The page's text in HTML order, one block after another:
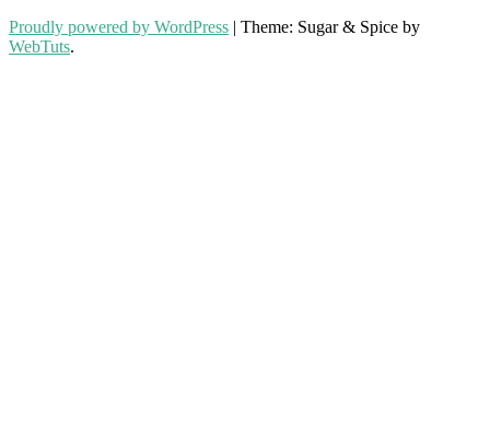
Proudly powered by WordPress | Theme: Sugar & Spice by
WebTuts.